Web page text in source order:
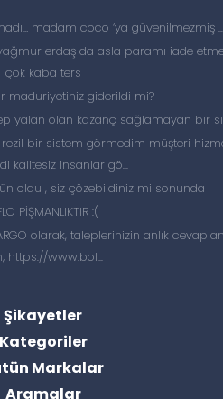
madam coco ‘ya güvenilmezmiş
erdaş da asla paramı iade
çok kaba ters
maduriyetiniz giderildi mi?
yalan olan kazanç sağlamayan bir
bir sistem görmedim müşteri
kalitesiz insanlar gö...
oldu , siz çözebildiniz mi sonunda
PİŞMANLIKTIR :(
olarak, taleplerinizin anlık
https://www.bol...
Şikayetler
Kategoriler
Markalar
Aramalar